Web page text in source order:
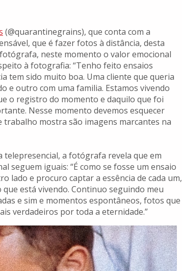
(@quarantinegrains), que conta com a
que é fazer fotos à distância, desta
neste momento o valor emocional
à fotografia: “Tenho feito ensaios
tem sido muito boa. Uma cliente que queria
e outro com uma familia. Estamos vivendo
o registro do momento e daquilo que foi
Nesse momento devemos esquecer
trabalho mostra são imagens marcantes na
a fotógrafa revela que em
seguem iguais: “É como se fosse um ensaio
lado e procuro captar a essência de cada um,
está vivendo. Continuo seguindo meu
e sim e momentos espontâneos, fotos que
verdadeiros por toda a eternidade.”